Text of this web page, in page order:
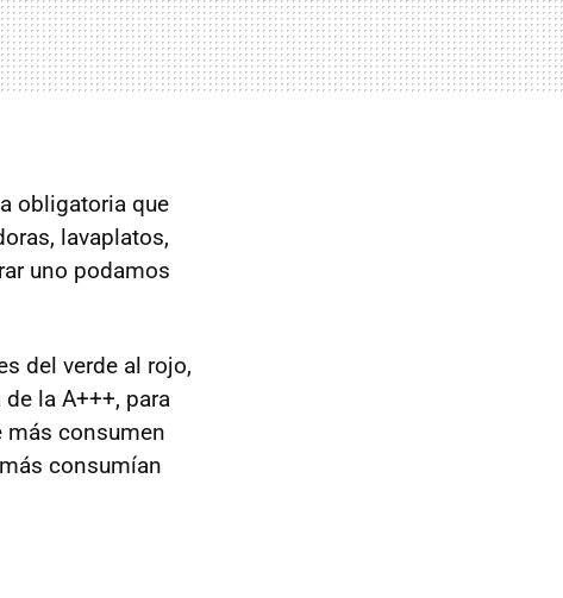
obligatoria que
lavaplatos,
uno podamos
del verde al rojo,
la A+++, para
más consumen
consumían